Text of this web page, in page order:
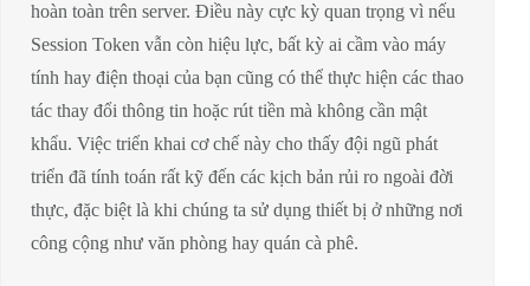
hoàn toàn trên server. Điều này cực kỳ quan trọng vì nếu
Session Token vẫn còn hiệu lực, bất kỳ ai cầm vào máy
tính hay điện thoại của bạn cũng có thể thực hiện các thao
tác thay đổi thông tin hoặc rút tiền mà không cần mật
khẩu. Việc triển khai cơ chế này cho thấy đội ngũ phát
triển đã tính toán rất kỹ đến các kịch bản rủi ro ngoài đời
thực, đặc biệt là khi chúng ta sử dụng thiết bị ở những nơi
công cộng như văn phòng hay quán cà phê.